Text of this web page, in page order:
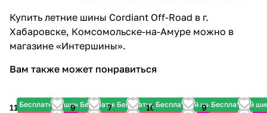
Купить летние шины Cordiant Off-Road в г.
Хабаровске, Комсомольске-на-Амуре можно в
магазине «Интершины».
Вам также может понравиться
Бесплатный шиномонтаж
11 520 ₽
Бесплатный шиномонтаж
9 310 ₽
Бесплатный шиномонтаж
7 225 ₽
Бесплатный шиномонтаж
10 170 ₽
Бесплатный
9 480 ₽